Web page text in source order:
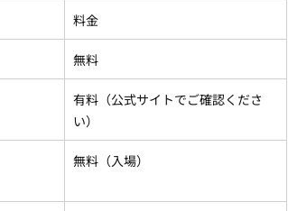
料金
無料
有料（公式サイトでご確認くださ
い）
無料（入場）